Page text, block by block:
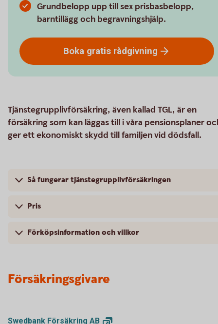
Grundbelopp upp till sex prisbasbelopp,
barntillägg och begravningshjälp.
Boka gratis rådgivning
Tjänstegrupplivförsäkring, även kallad TGL, är en
försäkring som kan läggas till i våra pensionsplaner
ger ett ekonomiskt skydd till familjen vid dödsfall.
Så fungerar tjänstegrupplivförsäkringen
Pris
Förköpsinformation och villkor
Försäkringsgivare
Swedbank Försäkring AB